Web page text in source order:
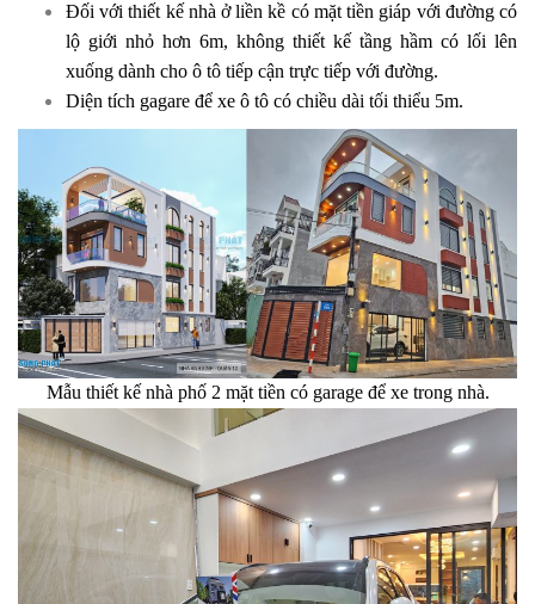
Đối với thiết kế nhà ở liền kề có mặt tiền giáp với đường có
lộ giới nhỏ hơn 6m, không thiết kế tầng hầm có lối lên
xuống dành cho ô tô tiếp cận trực tiếp với đường.
Diện tích gagare để xe ô tô có chiều dài tối thiểu 5m.
Mẫu thiết kế nhà phố 2 mặt tiền có garage để xe trong nhà.